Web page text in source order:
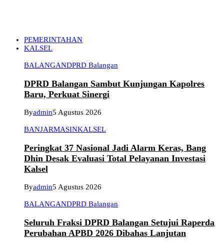
PEMERINTAHAN
KALSEL
BALANGANDPRD Balangan
DPRD Balangan Sambut Kunjungan Kapolres
Baru, Perkuat Sinergi
Byadmin5 Agustus 2026
BANJARMASINKALSEL
Peringkat 37 Nasional Jadi Alarm Keras, Bang
Dhin Desak Evaluasi Total Pelayanan Investasi
Kalsel
Byadmin5 Agustus 2026
BALANGANDPRD Balangan
Seluruh Fraksi DPRD Balangan Setujui Raperda
Perubahan APBD 2026 Dibahas Lanjutan